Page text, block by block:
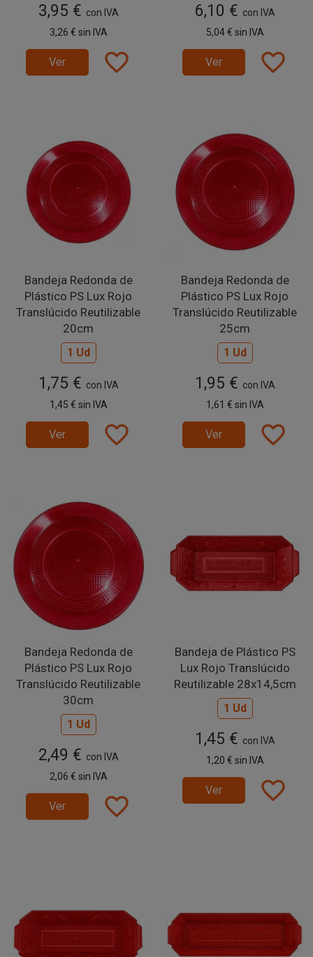
3,95 € con IVA
3,26 € sin IVA
Ver favorite_border
6,10 € con IVA
5,04 € sin IVA
Ver favorite_border
Bandeja Redonda de
Plástico PS Lux Rojo
Translúcido Reutilizable
20cm
1 Ud
1,75 € con IVA
1,45 € sin IVA
Ver favorite_border
Bandeja Redonda de
Plástico PS Lux Rojo
Translúcido Reutilizable
25cm
1 Ud
1,95 € con IVA
1,61 € sin IVA
Ver favorite_border
Bandeja Redonda de
Plástico PS Lux Rojo
Translúcido Reutilizable
30cm
1 Ud
2,49 € con IVA
2,06 € sin IVA
Ver favorite_border
Bandeja de Plástico PS
Lux Rojo Translúcido
Reutilizable 28x14,5cm
1 Ud
1,45 € con IVA
1,20 € sin IVA
Ver favorite_border